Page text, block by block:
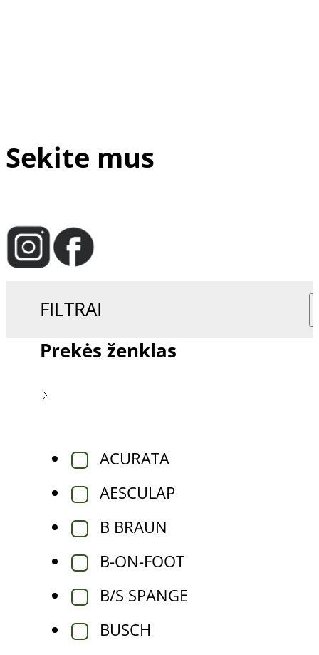
Sekite mus
FILTRAI
Prekės ženklas
ACURATA
AESCULAP
B BRAUN
B-ON-FOOT
B/S SPANGE
BUSCH